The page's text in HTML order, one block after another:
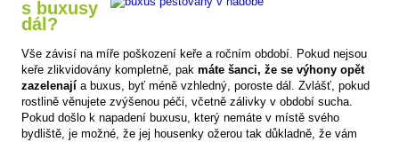
s buxusy
dál?
Vše závisí na míře poškození keře a ročním období. Pokud nejsou
keře zlikvidovány kompletně, pak máte šanci, že se výhony opět
zazelenají a buxus, byť méně vzhledný, poroste dál. Zvlášť, pokud
rostlině věnujete zvýšenou péči, včetně zálivky v období sucha.
Pokud došlo k napadení buxusu, který nemáte v místě svého
bydliště, je možné, že jej housenky ožerou tak důkladně, že vám